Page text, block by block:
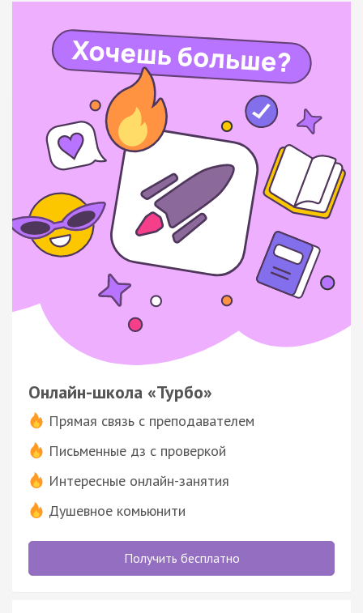
Онлайн-школа «Турбо»
Прямая связь с преподавателем
Письменные дз с проверкой
Интересные онлайн-занятия
Душевное комьюнити
Получить бесплатно